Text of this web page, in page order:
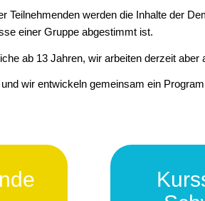
Teilnehmenden werden die Inhalte der
einer Gruppe abgestimmt ist.
ab 13 Jahren, wir arbeiten derzeit
und wir entwickeln gemeinsam ein